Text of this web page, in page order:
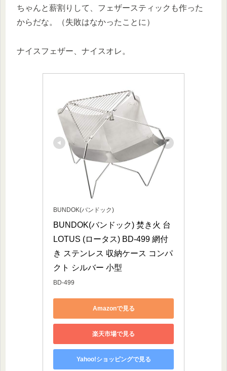
ちゃんと薪割りして、フェザースティックも作った
からだな。（失敗はなかったことに）
ナイスフェザー、ナイスオレ。
BUNDOK(バンドック)
BUNDOK(バンドック) 焚き火 台
LOTUS (ロータス) BD-499 網付
き ステンレス 収納ケース コンパ
クト シルバー 小型
BD-499
Amazonで見る
楽天市場で見る
Yahoo!ショッピングで見る